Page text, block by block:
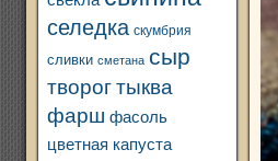
селедка скумбрия
сливки сметана сыр
творогтыква
фарш фасоль
цветная капуста